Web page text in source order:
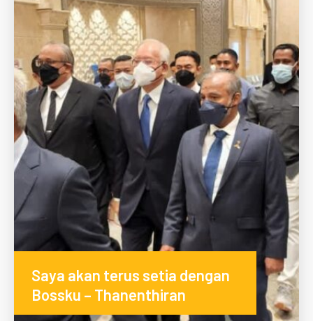
Saya akan terus setia dengan
Bossku – Thanenthiran